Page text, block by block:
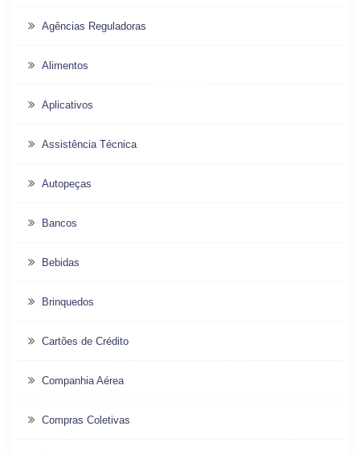
Agências Reguladoras
Alimentos
Aplicativos
Assistência Técnica
Autopeças
Bancos
Bebidas
Brinquedos
Cartões de Crédito
Companhia Aérea
Compras Coletivas